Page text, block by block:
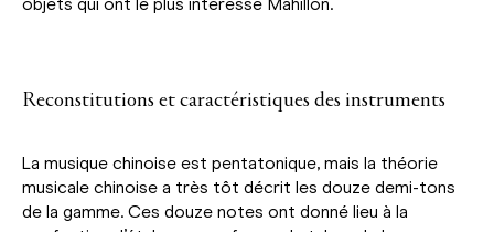
Reconstitutions et caractéristiques des instruments
La musique chinoise est pentatonique, mais la théorie
musicale chinoise a très tôt décrit les douze demi-tons
de la gamme. Ces douze notes ont donné lieu à la